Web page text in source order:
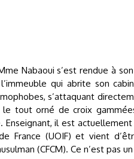
Nabaoui s’est rendue à
qui abrite son
s’attaquant
le tout orné de croix
Enseignant, il est
France (UOIF) et vient
(CFCM). Ce n’est pas